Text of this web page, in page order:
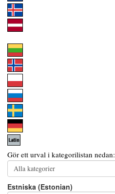
Gör ett urval i kategorilistan nedan:
Estniska (Estonian)